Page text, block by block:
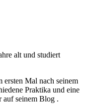
alt und studiert
Mal nach seinem
Praktika und eine
auf seinem Blog .